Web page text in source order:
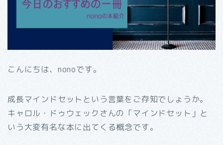
こんにちは、nonoです。
成長マインドセットという言葉をご存知でしょうか。
キャロル・ドゥウェックさんの「マインドセット」と
いう大変有名な本に出てくる概念です。